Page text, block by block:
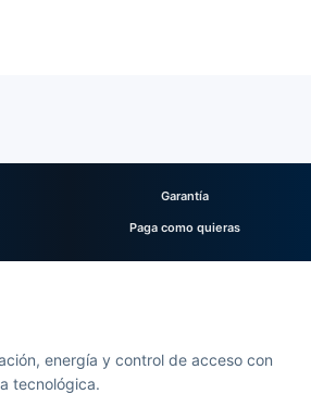
Garantía
Paga como quieras
energía y control de acceso con
tecnológica.